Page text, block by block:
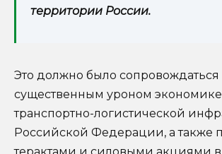
территории России.
Это должно было сопровождаться
существенным уроном
транспортно-логистической
Российской Федерации, а также